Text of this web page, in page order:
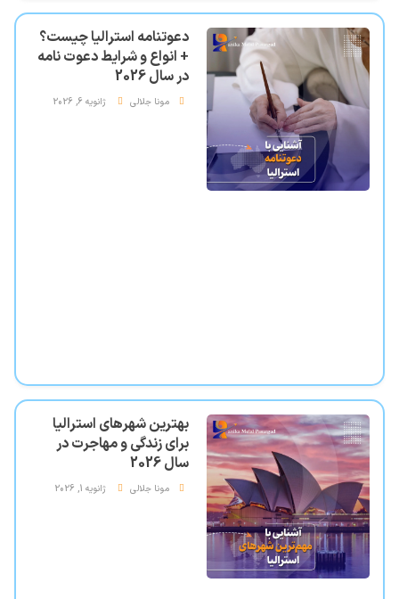
دعوتنامه استرالیا چیست؟
+ انواع و شرایط دعوت نامه
در سال 2026
مونا جلالی ژانویه 6, 2026
بهترین شهرهای استرالیا
برای زندگی و مهاجرت در
سال 2026
مونا جلالی ژانویه 1, 2026